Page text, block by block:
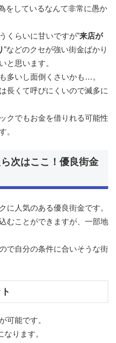
をしているなんて非常に愚か
くらいに甘いですが”来店が
”などのクセが強い街金ばかり
と思います。
多いし面倒くさいかも…。
長くて呼びにくいので滅多に
クでもお金を借りれる可能性
。
次はここ！優良街金
に人気のある優良街金です。
むことができますが、一部地
で自分の条件に合いそうな街
可能です。
ります。